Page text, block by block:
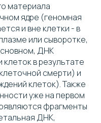
материала
ядре (геномная
и вне клетки - в
или сыворотке,
ДНК
клеток в результате
смерти) и
клеток). Также
уже на первом
фрагменты
ДНК,